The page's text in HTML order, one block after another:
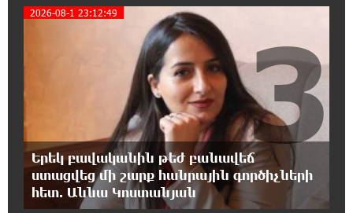
լուծել դիվանագիտական ճանապարհով․
Նարեկ Կարապետյան
16:44:56 6-08-2026
Վաղը մենք ԱԺ չենք գալու. Նարեկ
Կարապետյան
16:15:33 6-08-2026
ՈւՂԻՂ. Նարեկ Կարապետյանը հանդես է
գալիս հայտարարությամբ
2026-08-1 23:12:49
Երեկ բավականին թեժ բանավեճ
ստացվեց մի շարք հանրային գործիչների
հետ. Աննա Կոստանյան
3